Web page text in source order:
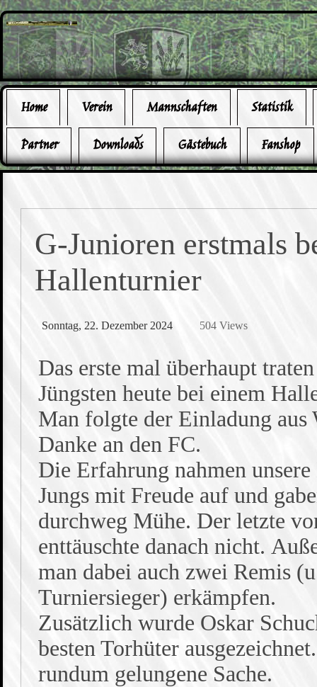
Home Verein Mannschaften
Statistik
Partner
Downloads Gästebuch Fanshop
G-Junioren erstmals
Hallenturnier
Sonntag, 22. Dezember 2024 504 Views
Das erste mal überhaupt
Jüngsten heute bei einem
Man folgte der Einladung aus
Danke an den FC.
Die Erfahrung nahmen
Jungs mit Freude auf und
durchweg Mühe. Der letzte
enttäuschte danach nicht.
man dabei auch zwei Remis
Turniersieger) erkämpfen.
Zusätzlich wurde Oskar
besten Torhüter
rundum gelungene Sache.